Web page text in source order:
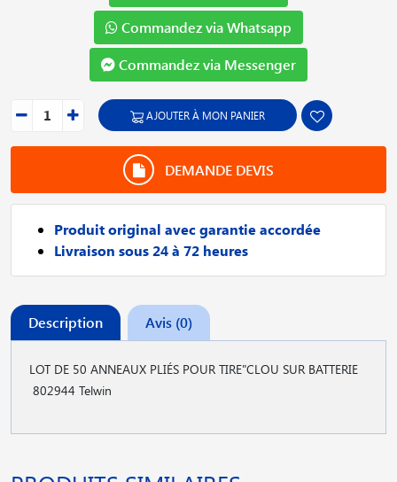
Commandez via Whatsapp
Commandez via Messenger
AJOUTER À MON PANIER
DEMANDE DEVIS
Produit original avec garantie accordée
Livraison sous 24 à 72 heures
Description Avis (0)
LOT DE 50 ANNEAUX PLIÉS POUR TIRE"CLOU SUR BATTERIE
802944 Telwin